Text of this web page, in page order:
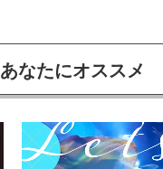
あなたにオススメ